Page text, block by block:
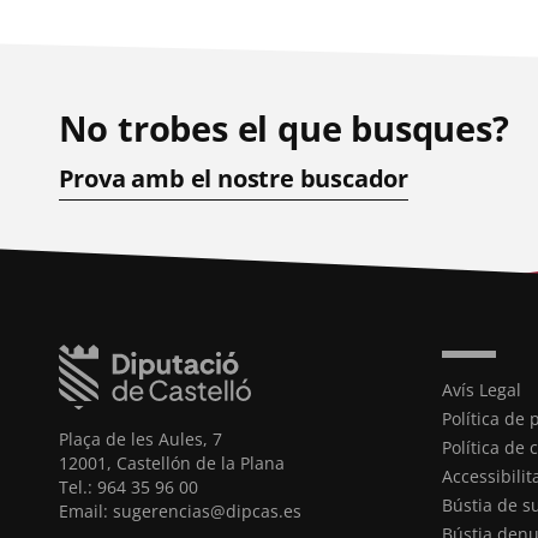
No trobes el que busques?
Prova amb el nostre buscador
Plaça de les Aules, 7
12001, Castellón de la Plana
Tel.: 964 35 96 00
Email: sugerencias@dipcas.es
Avís Legal
Política de
Política de
Bústia de